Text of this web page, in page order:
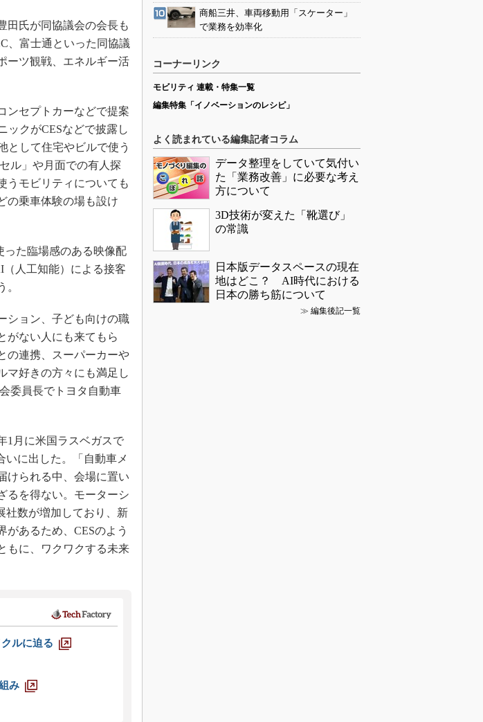
田氏が同協議会の会長も
、富士通といった同協議
ーツ観戦、エネルギー活
ンセプトカーなどで提案
ックがCESなどで披露し
として住宅やビルで使う
ル」や月面での有人探
うモビリティについても
の乗車体験の場も設け
た臨場感のある映像配
人工知能）による接客
。
ション、子ども向けの職
がない人にも来てもら
の連携、スーパーカーや
マ好きの方々にも満足し
委員長でトヨタ自動車
1月に米国ラスベガスで
いに出した。「自動車メ
けられる中、会場に置い
るを得ない。モーターシ
社数が増加しており、新
あるため、CESのよう
もに、ワクワクする未来
ルに迫る
み
商船三井、車両移動用「スケーター」
で業務を効率化
コーナーリンク
モビリティ 連載・特集一覧
編集特集「イノベーションのレシピ」
よく読まれている編集記者コラム
データ整理をしていて気付い
た「業務改善」に必要な考え
方について
3D技術が変えた「靴選び」
の常識
日本版データスペースの現在
地はどこ？ AI時代における
日本の勝ち筋について
≫ 編集後記一覧